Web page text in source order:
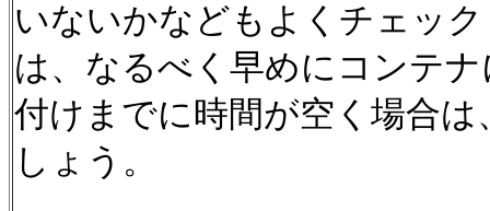
いないかなどもよくチェッ
は、なるべく早めにコンテ
付けまでに時間が空く場合
しょう。